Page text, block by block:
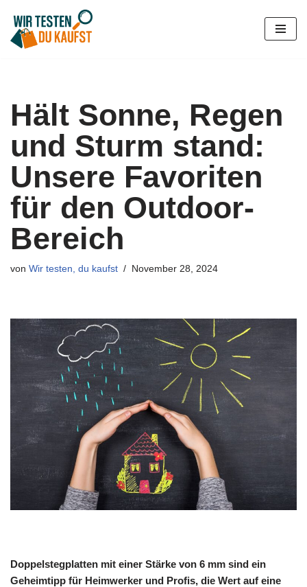
Zum
Hält Sonne, Regen
und Sturm stand:
Unsere Favoriten
für den Outdoor-
Bereich
von Wir testen, du kaufst November 28, 2024
Doppelstegplatten mit einer Stärke von 6 mm sind ein
Geheimtipp für Heimwerker und Profis, die Wert auf eine